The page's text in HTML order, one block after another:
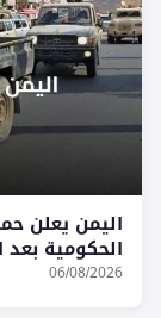
اليمن يعلن
الحكومية
06/08/2026